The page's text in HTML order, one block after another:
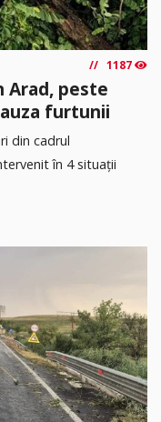
1187
Arad, peste
furtunii
din cadrul
în 4 situații